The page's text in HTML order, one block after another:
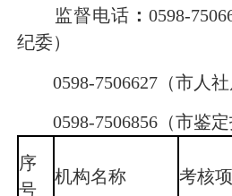
监督电话 ： 0598-
纪委）
0598-7506627（市人社
0598-7506856（市鉴定
序
号
机构名称 考核